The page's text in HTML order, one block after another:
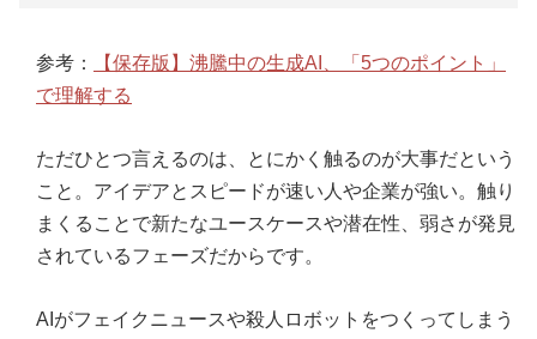
参考：
【保存版】沸騰中の生成AI、「5つのポイント」
で理解する
ただひとつ言えるのは、とにかく触るのが大事だという
こと。アイデアとスピードが速い人や企業が強い。触り
まくることで新たなユースケースや潜在性、弱さが発見
されているフェーズだからです。
AIがフェイクニュースや殺人ロボットをつくってしまう